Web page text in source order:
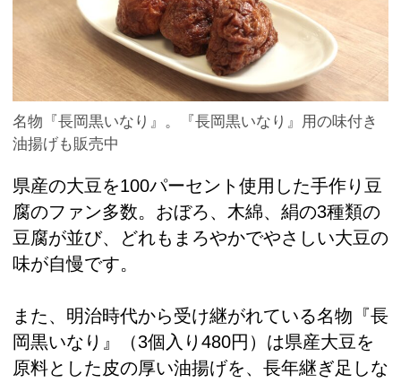
名物『長岡黒いなり』。『長岡黒いなり』用の味付き
油揚げも販売中
県産の大豆を100パーセント使用した手作り豆
腐のファン多数。おぼろ、木綿、絹の3種類の
豆腐が並び、どれもまろやかでやさしい大豆の
味が自慢です。
また、明治時代から受け継がれている名物『長
岡黒いなり』（3個入り480円）は県産大豆を
原料とした皮の厚い油揚げを、長年継ぎ足しな